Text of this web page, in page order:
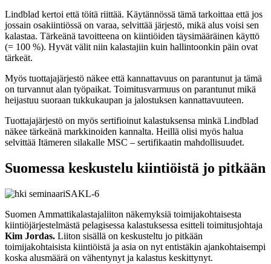
Lindblad kertoi että töitä riittää. Käytännössä tämä tarkoittaa että jos
jossain osakiintiössä on varaa, selvittää järjestö, mikä alus voisi sen
kalastaa. Tärkeänä tavoitteena on kiintiöiden täysimääräinen käyttö
(= 100 %). Hyvät välit niin kalastajiin kuin hallintoonkin päin ovat
tärkeät.
Myös tuottajajärjestö näkee että kannattavuus on parantunut ja tämä
on turvannut alan työpaikat. Toimitusvarmuus on parantunut mikä
heijastuu suoraan tukkukaupan ja jalostuksen kannattavuuteen.
Tuottajajärjestö on myös sertifioinut kalastuksensa minkä Lindblad
näkee tärkeänä markkinoiden kannalta. Heillä olisi myös halua
selvittää Itämeren silakalle MSC – sertifikaatin mahdollisuudet.
Suomessa keskustelu kiintiöistä jo pitkään
Suomen Ammattikalastajaliiton näkemyksiä toimijakohtaisesta
kiintiöjärjestelmästä pelagisessa kalastuksessa esitteli toimitusjohtaja
Kim Jordas. Liiton sisällä on keskusteltu jo pitkään
toimijakohtaisista kiintiöistä ja asia on nyt entistäkin ajankohtaisempi
koska alusmäärä on vähentynyt ja kalastus keskittynyt.